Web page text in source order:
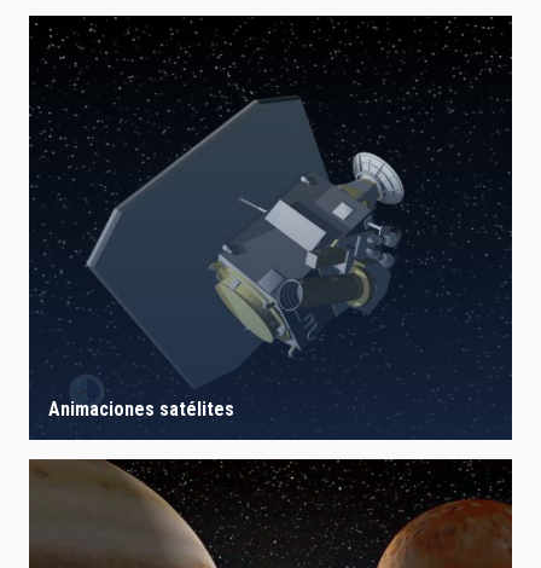
Animaciones satélites